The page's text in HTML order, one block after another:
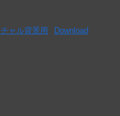
ャル背景用 Download